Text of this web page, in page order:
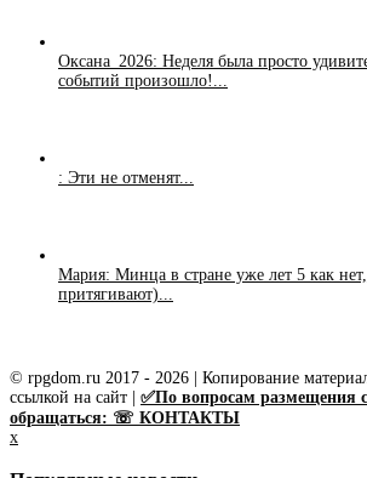
Оксана_2026: Неделя была просто
событий произошло!...
: Эти не отменят...
Мария: Минца в стране уже лет 5 как
притягивают)...
© rpgdom.ru 2017 - 2026 | Копирование
ссылкой на сайт | ✅По вопросам размещения
обращаться: ☏ КОНТАКТЫ
x